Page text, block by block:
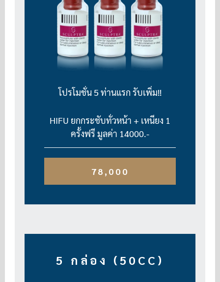
โปรโมชั่น 5 ท่านแรก รับเพิ่ม!!
HIFU ยกกระชับทั่วหน้า + เหนียง 1
ครั้งฟรี มูลค่า 14000.-
78,000
5 กล่อง (50CC)